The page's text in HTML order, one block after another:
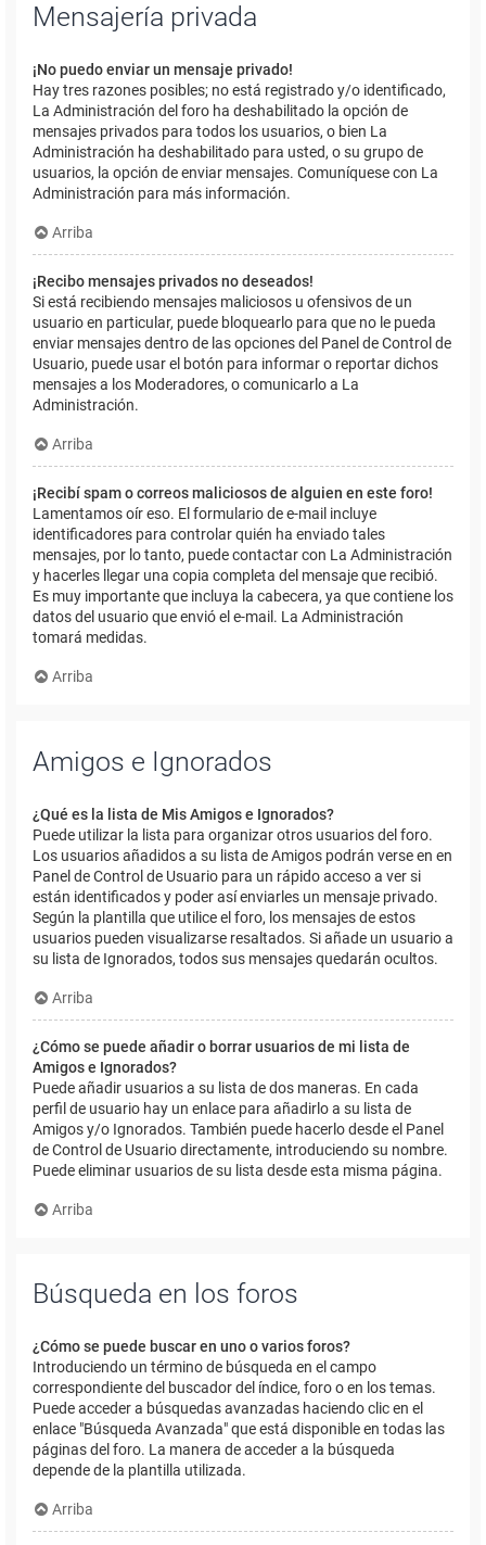
Mensajería privada
¡No puedo enviar un mensaje privado!
Hay tres razones posibles; no está registrado y/o identificado,
La Administración del foro ha deshabilitado la opción de
mensajes privados para todos los usuarios, o bien La
Administración ha deshabilitado para usted, o su grupo de
usuarios, la opción de enviar mensajes. Comuníquese con La
Administración para más información.
Arriba
¡Recibo mensajes privados no deseados!
Si está recibiendo mensajes maliciosos u ofensivos de un
usuario en particular, puede bloquearlo para que no le pueda
enviar mensajes dentro de las opciones del Panel de Control de
Usuario, puede usar el botón para informar o reportar dichos
mensajes a los Moderadores, o comunicarlo a La
Administración.
Arriba
¡Recibí spam o correos maliciosos de alguien en este foro!
Lamentamos oír eso. El formulario de e-mail incluye
identificadores para controlar quién ha enviado tales
mensajes, por lo tanto, puede contactar con La Administración
y hacerles llegar una copia completa del mensaje que recibió.
Es muy importante que incluya la cabecera, ya que contiene los
datos del usuario que envió el e-mail. La Administración
tomará medidas.
Arriba
Amigos e Ignorados
¿Qué es la lista de Mis Amigos e Ignorados?
Puede utilizar la lista para organizar otros usuarios del foro.
Los usuarios añadidos a su lista de Amigos podrán verse en en
Panel de Control de Usuario para un rápido acceso a ver si
están identificados y poder así enviarles un mensaje privado.
Según la plantilla que utilice el foro, los mensajes de estos
usuarios pueden visualizarse resaltados. Si añade un usuario a
su lista de Ignorados, todos sus mensajes quedarán ocultos.
Arriba
¿Cómo se puede añadir o borrar usuarios de mi lista de
Amigos e Ignorados?
Puede añadir usuarios a su lista de dos maneras. En cada
perfil de usuario hay un enlace para añadirlo a su lista de
Amigos y/o Ignorados. También puede hacerlo desde el Panel
de Control de Usuario directamente, introduciendo su nombre.
Puede eliminar usuarios de su lista desde esta misma página.
Arriba
Búsqueda en los foros
¿Cómo se puede buscar en uno o varios foros?
Introduciendo un término de búsqueda en el campo
correspondiente del buscador del índice, foro o en los temas.
Puede acceder a búsquedas avanzadas haciendo clic en el
enlace "Búsqueda Avanzada" que está disponible en todas las
páginas del foro. La manera de acceder a la búsqueda
depende de la plantilla utilizada.
Arriba